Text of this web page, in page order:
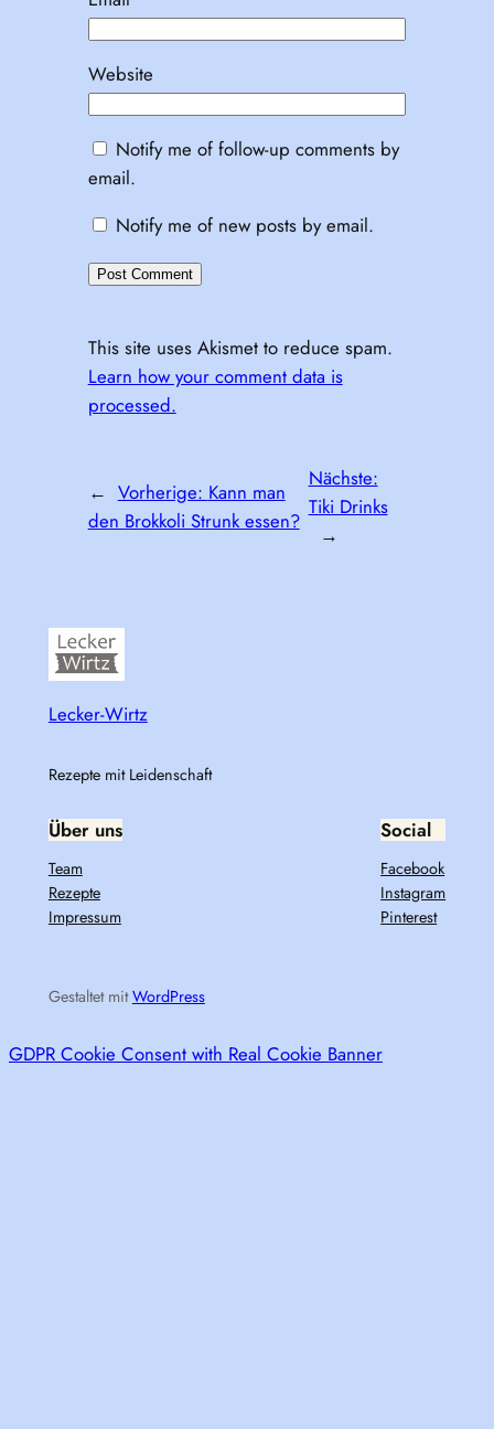
Website
Notify me of follow-up comments by
email.
Notify me of new posts by email.
This site uses Akismet to reduce spam.
Learn how your comment data is
processed.
← Vorherige: Kann man
den Brokkoli Strunk essen?
Nächste:
Tiki Drinks
→
Lecker-Wirtz
Rezepte mit Leidenschaft
Über uns
Team
Rezepte
Impressum
Social
Facebook
Instagram
Pinterest
Gestaltet mitWordPress
GDPR Cookie Consent with Real Cookie Banner